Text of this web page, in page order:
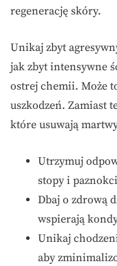
regenerację skóry.
Unikaj zbyt
jak zbyt intensywne
ostrej chemii. Może
uszkodzeń. Zamiast
które usuwają
Utrzymuj
stopy i
Dbaj o zdrową
wspierają
Unikaj
aby